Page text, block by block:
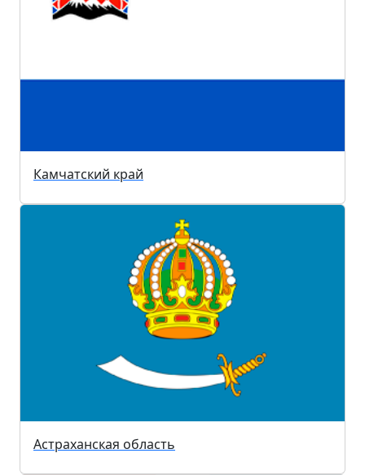
Камчатский край
Астраханская область